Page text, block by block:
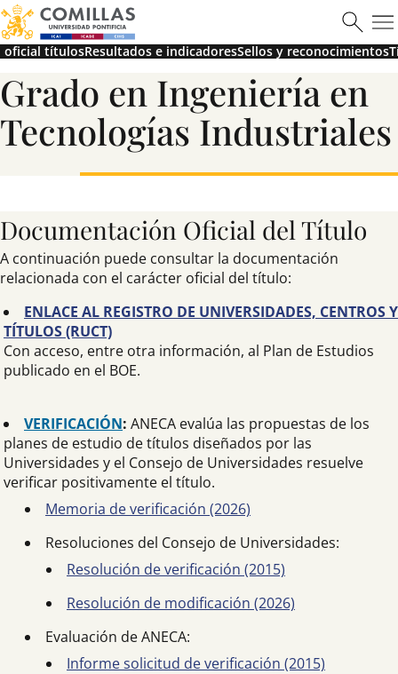
oficial títulosResultados e indicadoresSellos y reconocimientos
Grado en Ingeniería en
Tecnologías Industriales
Documentación Oficial del Título
A continuación puede consultar la documentación
relacionada con el carácter oficial del título:
ENLACE AL REGISTRO DE UNIVERSIDADES, CENTROS Y
TÍTULOS (RUCT)
Con acceso, entre otra información, al Plan de Estudios
publicado en el BOE.
VERIFICACIÓN: ANECA evalúa las propuestas de los
planes de estudio de títulos diseñados por las
Universidades y el Consejo de Universidades resuelve
verificar positivamente el título.
Memoria de verificación (2026)
Resoluciones del Consejo de Universidades:
Resolución de verificación (2015)
Resolución de modificación (2026)
Evaluación de ANECA:
Informe solicitud de verificación (2015)